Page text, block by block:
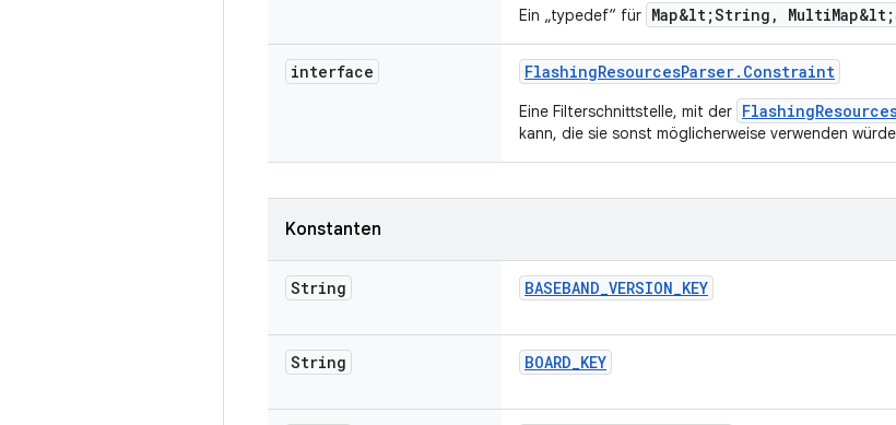
Ein „typedef“ für Map&lt;String,
interface FlashingResourcesParser. Constraint
Eine Filterschnittstelle, mit der
kann, die sie sonst möglicherweise verwenden würde
Konstanten
String BASEBAND_VERSION_KEY
String BOARD_KEY